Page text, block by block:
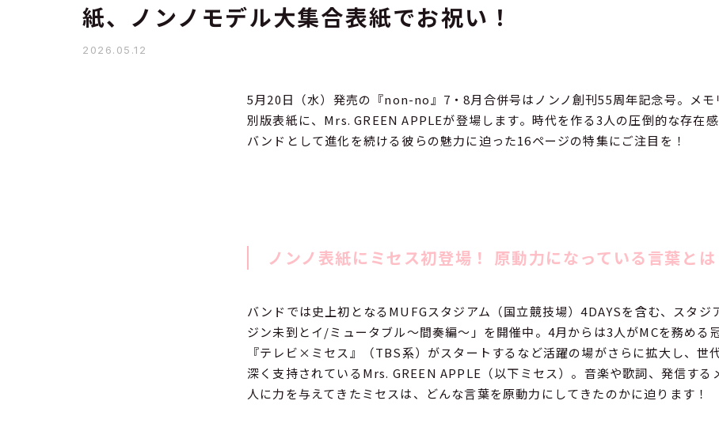
紙、ノンノモデル大集合表紙でお祝い！
2026.05.12
5月20日（水）発売の『non-no』7・8月合併号はノンノ創刊55周年記念号。メモ
別版表紙に、Mrs. GREEN APPLEが登場します。時代を作る3人の圧倒的な存在感
バンドとして進化を続ける彼らの魅力に迫った16ページの特集にご注目を！
ノンノ表紙にミセス初登場！ 原動力になっている言葉とは
バンドでは史上初となるMUFGスタジアム（国立競技場）4DAYSを含む、スタジ
ジン未到とイ/ミュータブル〜間奏編〜」を開催中。4月からは3人がMCを務める
『テレビ×ミセス』（TBS系）がスタートするなど活躍の場がさらに拡大し、世
深く支持されているMrs. GREEN APPLE（以下ミセス）。音楽や歌詞、発信する
人に力を与えてきたミセスは、どんな言葉を原動力にしてきたのかに迫ります！